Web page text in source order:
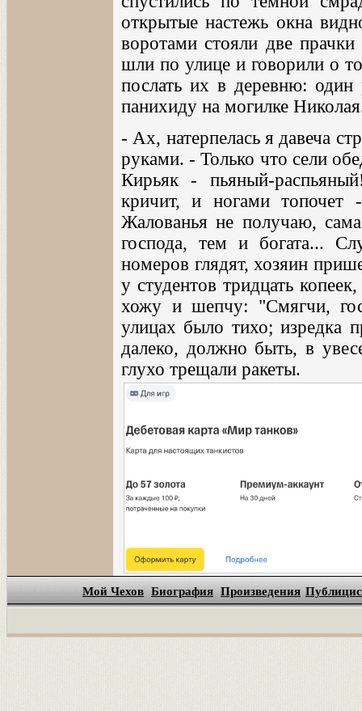
открытые настежь окна
воротами стояли две
шли по улице и говорили о
послать их в деревню:
панихиду на могилке
- Ах, натерпелась я давеча
руками. - Только что сели
Кирьяк - пьяный-
кричит, и ногами
Жалованья не получаю,
господа, тем и богата...
номеров глядят, хозяин
у студентов тридцать
хожу и шепчу: "Смягчи,
улицах было тихо; изредка
далеко, должно быть, в
глухо трещали ракеты.
Мой Чехов Биография Произведения